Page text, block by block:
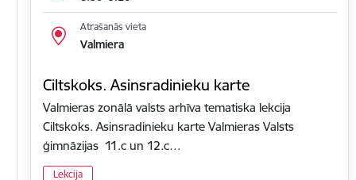
Atrašanās vieta
Valmiera
Ciltskoks. Asinsradinieku karte
Valmieras zonālā valsts arhīva tematiska lekcija
Ciltskoks. Asinsradinieku karte Valmieras Valsts
ģimnāzijas 11.c un 12.c…
Lekcija